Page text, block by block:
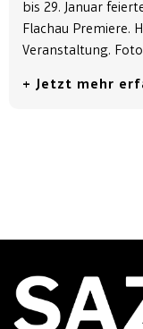
bis 29. Januar
Flachau Premiere.
Veranstaltung.
+ Jetzt mehr